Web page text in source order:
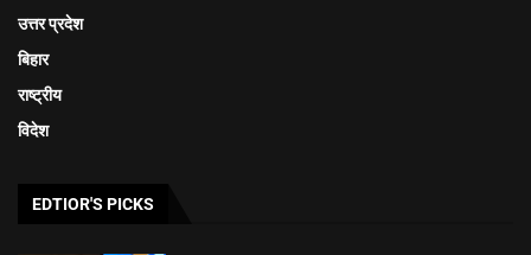
उत्तर प्रदेश
बिहार
राष्ट्रीय
विदेश
EDTIOR'S PICKS